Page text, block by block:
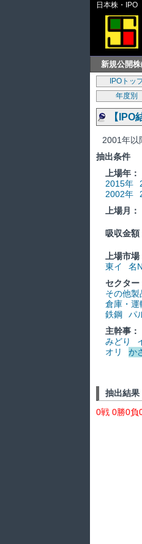
日本株・IPO
新規公開
IPOトッ
年度別
【
2001年以
抽出条件
上場年：
2015年
2002年
上場月：
吸収金額
上場市場
東イ
名N
セクター
その他製
倉庫・運
鉄鋼
パ
主幹事：
みどり
オリ
か
抽出結果
0戦 0勝0負